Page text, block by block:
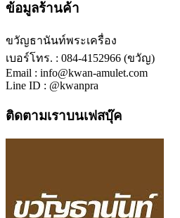
ข้อมูลร้านค้า
ขวัญธานันท์พระเครื่อง
เบอร์โทร. : 084-4152966 (ขวัญ)
Email : info@kwan-amulet.com
Line ID : @kwanpra
ติดตามเราบนเฟสบุ๊ค